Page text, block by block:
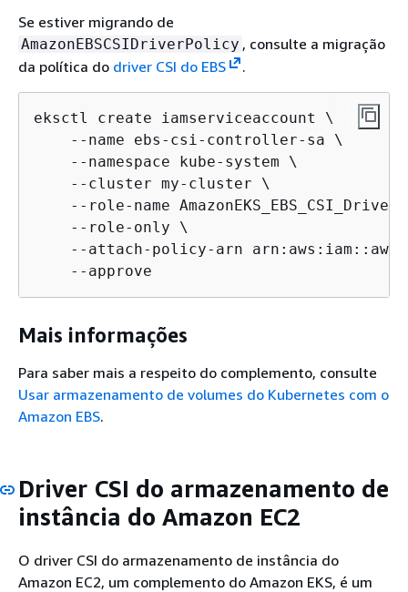
Se estiver migrando de
AmazonEBSCSIDriverPolicy , consulte a migração
da política do driver CSI do EBS .
eksctl create iamserviceaccount \
    --name ebs-csi-controller-sa \
    --namespace kube-system \
    --cluster my-cluster \
--role-name
    --role-only \
--attach-policy-arn
    --approve
Mais informações
Para saber mais a respeito do complemento, consulte
Usar armazenamento de volumes do Kubernetes com o
Amazon EBS.
Driver CSI do armazenamento de
instância do Amazon EC2
O driver CSI do armazenamento de instância do
Amazon EC2, um complemento do Amazon EKS, é um